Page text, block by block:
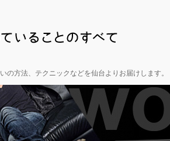
方法、テクニックなどを仙台よりお届けします。